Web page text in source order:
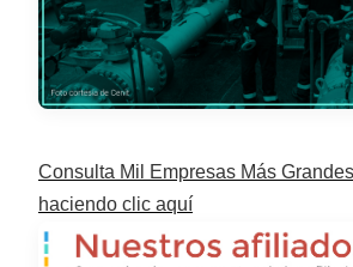
Consulta Mil Empresas Más
haciendo clic aquí